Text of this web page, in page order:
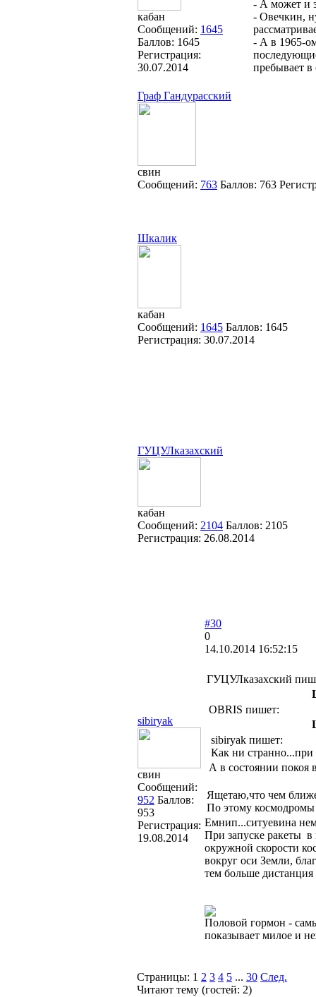
кабан
Сообщений: 1645
Баллов: 1645
Регистрация:
30.07.2014
- А может и
- Овечкин,
- А в 1965-
пребывает
Граф Гандурасский
свин
Сообщений: 763 Баллов: 763
Шкалик
кабан
Сообщений: 1645 Баллов: 1645
Регистрация: 30.07.2014
ГУЦУЛказахский
кабан
Сообщений: 2104 Баллов: 2105
Регистрация: 26.08.2014
sibiryak
свин
Сообщений:
952 Баллов:
953
Регистрация:
19.08.2014
#30
0
14.10.2014 16:52:15
ГУЦУЛказахский
OBRIS пишет:
sibiryak пишет:
Как ни странно...при
А в состоянии покоя
Ящетаю,что чем
По этому космодромы
Емнип...ситуевина
При запуске ракеты в
окружной скорости
вокруг оси Земли,
тем больше
Половой гормон -
показывает милое и
Страницы: 1 2 3 4 5 ... 30 След.
Читают тему (гостей: 2)